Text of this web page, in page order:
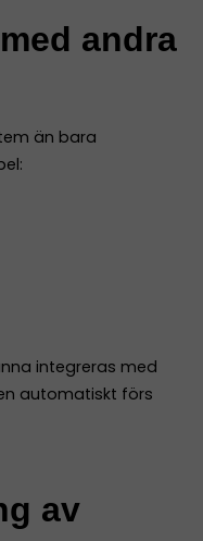
andra
än bara
integreras med
automatiskt förs
av